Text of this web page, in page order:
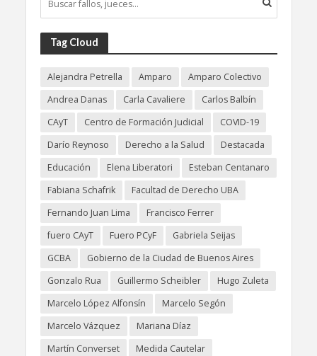
Tag Cloud
Alejandra Petrella Amparo
Amparo Colectivo
Andrea Danas
Carla Cavaliere
Carlos Balbín
CAyT
Centro de Formación Judicial
COVID-19
Darío Reynoso
Derecho a la Salud
Destacada
Educación
Elena Liberatori
Esteban Centanaro
Fabiana Schafrik
Facultad de Derecho UBA
Fernando Juan Lima
Francisco Ferrer
fuero CAyT
Fuero PCyF
Gabriela Seijas
GCBA
Gobierno de la Ciudad de Buenos Aires
Gonzalo Rua
Guillermo Scheibler
Hugo Zuleta
Marcelo López Alfonsín
Marcelo Segón
Marcelo Vázquez
Mariana Díaz
Martín Converset
Medida Cautelar